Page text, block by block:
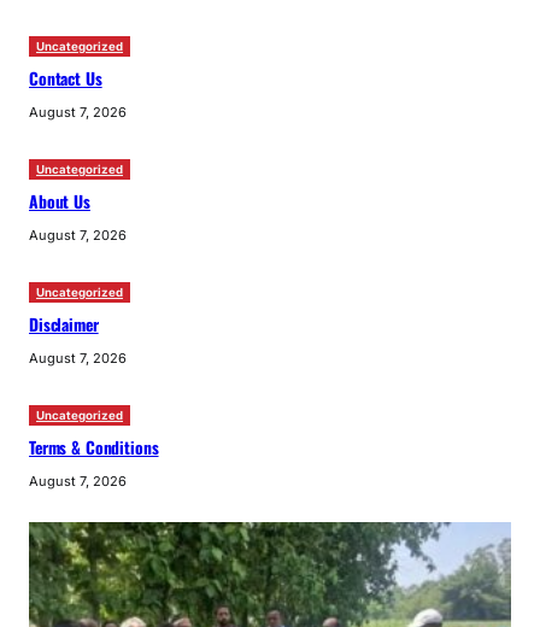
Uncategorized
Contact Us
August 7, 2026
Uncategorized
About Us
August 7, 2026
Uncategorized
Disclaimer
August 7, 2026
Uncategorized
Terms & Conditions
August 7, 2026